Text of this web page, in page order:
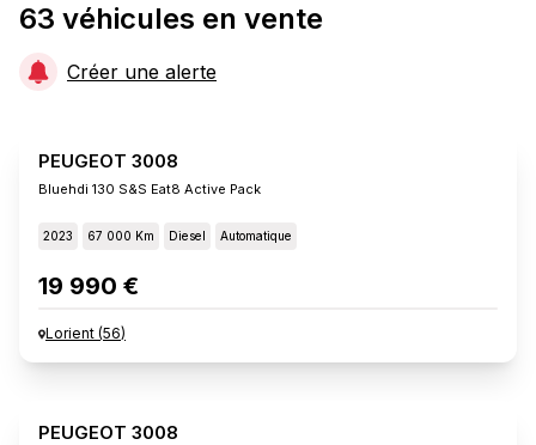
63 véhicules en vente
Créer une alerte
PEUGEOT 3008
Bluehdi 130 S&s Eat8 Active Pack
2023 67 000 Km Diesel Automatique
19 990 €
Lorient (56)
PEUGEOT 3008